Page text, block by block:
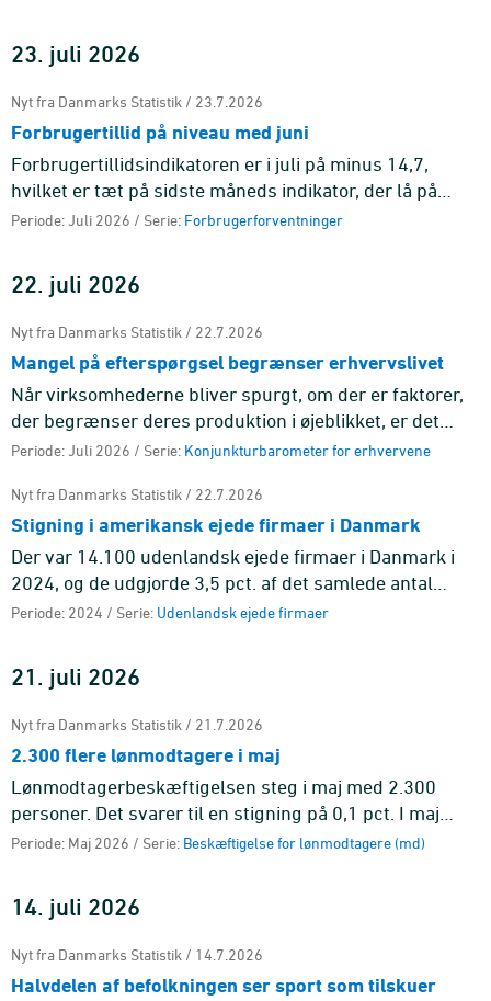
23. juli 2026
Nyt fra Danmarks Statistik / 23.7.2026
Forbrugertillid på niveau med juni
Forbrugertillidsindikatoren er i juli på minus 14,7,
hvilket er tæt på sidste måneds indikator, der lå på
minus 14,0. Gennemsnittet for de seneste seks
Periode: Juli 2026 / Serie: Forbrugerforventninger
22. juli 2026
Nyt fra Danmarks Statistik / 22.7.2026
Mangel på efterspørgsel begrænser erhvervslivet
Når virksomhederne bliver spurgt, om der er faktorer,
der begrænser deres produktion i øjeblikket, er det
mangel på efterspørgsel, der er den mest udbredte
Periode: Juli 2026 / Serie: Konjunkturbarometer for erhvervene
Nyt fra Danmarks Statistik / 22.7.2026
Stigning i amerikansk ejede firmaer i Danmark
Der var 14.100 udenlandsk ejede firmaer i Danmark i
2024, og de udgjorde 3,5 pct. af det samlede antal
firmaer i den markedsrettede sektor i Danmark. Fra
Periode: 2024 / Serie: Udenlandsk ejede firmaer
21. juli 2026
Nyt fra Danmarks Statistik / 21.7.2026
2.300 flere lønmodtagere i maj
Lønmodtagerbeskæftigelsen steg i maj med 2.300
personer. Det svarer til en stigning på 0,1 pct. I maj
havde 3.087.900 personer et lønmodtagerjob.
Periode: Maj 2026 / Serie: Beskæftigelse for lønmodtagere (md)
14. juli 2026
Nyt fra Danmarks Statistik / 14.7.2026
Halvdelen af befolkningen ser sport som tilskuer